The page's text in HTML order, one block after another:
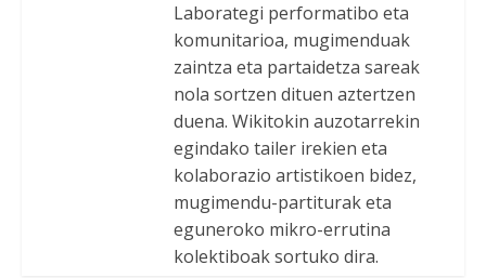
Laborategi performatibo eta
komunitarioa, mugimenduak
zaintza eta partaidetza sareak
nola sortzen dituen aztertzen
duena. Wikitokin auzotarrekin
egindako tailer irekien eta
kolaborazio artistikoen bidez,
mugimendu-partiturak eta
eguneroko mikro-errutina
kolektiboak sortuko dira.